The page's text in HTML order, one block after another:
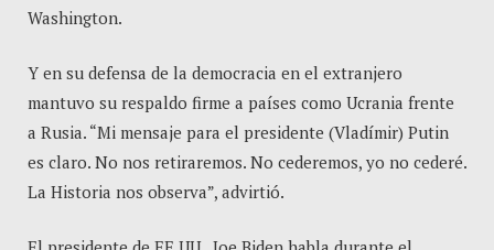
Washington.
Y en su defensa de la democracia en el extranjero
mantuvo su respaldo firme a países como Ucrania frente
a Rusia. “Mi mensaje para el presidente (Vladímir) Putin
es claro. No nos retiraremos. No cederemos, yo no cederé.
La Historia nos observa”, advirtió.